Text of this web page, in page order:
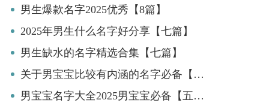
男生爆款名字2025优秀【8篇】
2025年男生什么名字好分享【七篇】
男生缺水的名字精选合集【七篇】
关于男宝宝比较有内涵的名字必备【八篇】
男宝宝名字大全2025男宝宝必备【五篇】